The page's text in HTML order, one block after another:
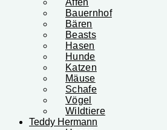
Affen
Bauernhof
Bären
Beasts
Hasen
Hunde
Katzen
Mäuse
Schafe
Vögel
Wildtiere
Teddy Hermann